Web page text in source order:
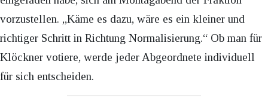
vorzustellen. „Käme es dazu, wäre es ein kleiner und
richtiger Schritt in Richtung Normalisierung.“ Ob man für
Klöckner votiere, werde jeder Abgeordnete individuell
für sich entscheiden.